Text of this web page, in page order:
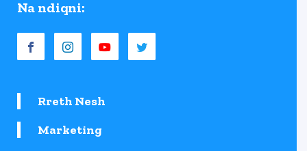
Na ndiqni:
Rreth Nesh
Marketing